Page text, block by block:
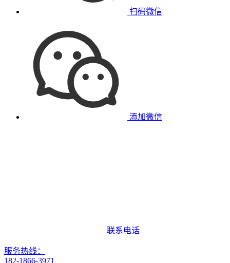
扫码微信
添加微信
联系电话
服务热线：
182-1866-3971